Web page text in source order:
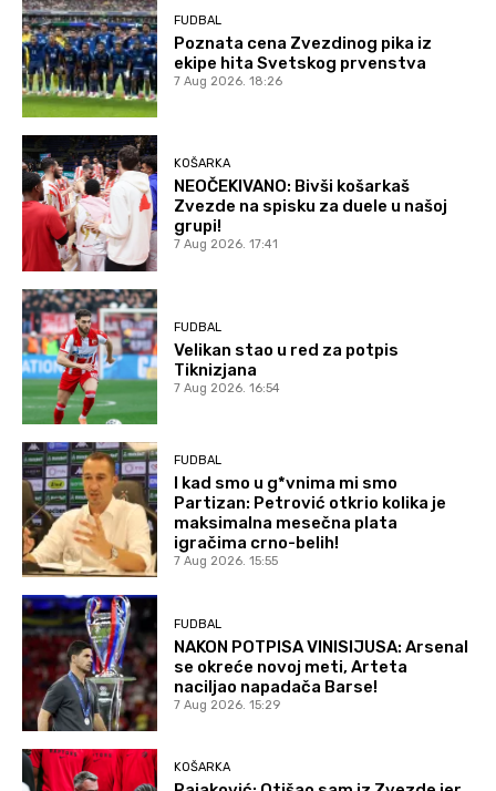
FUDBAL
Poznata cena Zvezdinog pika iz
ekipe hita Svetskog prvenstva
7 Aug 2026. 18:26
KOŠARKA
NEOČEKIVANO: Bivši košarkaš
Zvezde na spisku za duele u našoj
grupi!
7 Aug 2026. 17:41
FUDBAL
Velikan stao u red za potpis
Tiknizjana
7 Aug 2026. 16:54
FUDBAL
I kad smo u g*vnima mi smo
Partizan: Petrović otkrio kolika je
maksimalna mesečna plata
igračima crno-belih!
7 Aug 2026. 15:55
FUDBAL
NAKON POTPISA VINISIJUSA: Arsenal
se okreće novoj meti, Arteta
naciljao napadača Barse!
7 Aug 2026. 15:29
KOŠARKA